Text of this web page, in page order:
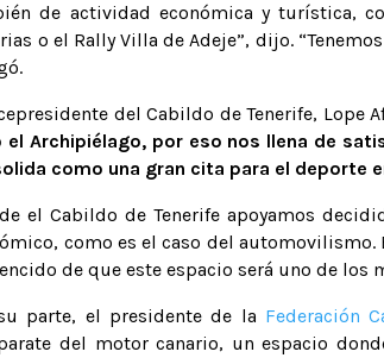
de actividad económica y turística,
o el Rally Villa de Adeje”, dijo.
del Cabildo de Tenerife, Lope
el Archipiélago, por eso nos llena de
como una gran cita para el deporte
el Cabildo de Tenerife apoyamos
como es el caso del
de que este espacio será uno de
parte, el presidente de la Federación
del motor canario, un espacio